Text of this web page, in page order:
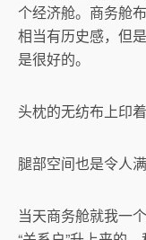
个经济舱。商务舱
相当有历史感，但
是很好的。
头枕的无纺布上印
腿部空间也是令人满
当天商务舱就我一